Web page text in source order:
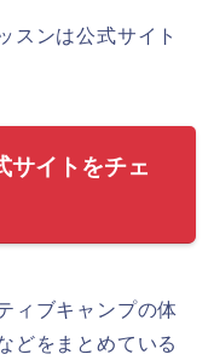
スンは公式サイト
サイトをチェ
ィブキャンプの体
どをまとめている